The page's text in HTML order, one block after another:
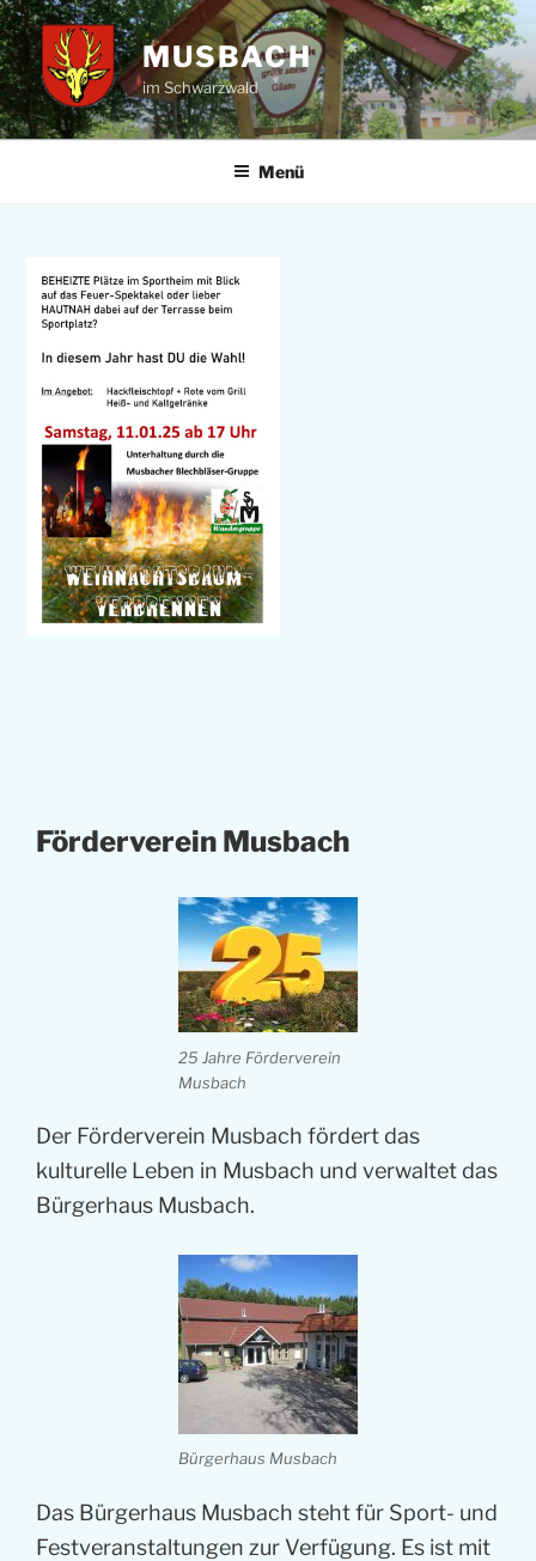
Zum
Inhalt
springen
MUSBACH
im Schwarzwald
Menü
Förderverein Musbach
25 Jahre Förderverein
Musbach
Der Förderverein Musbach fördert das
kulturelle Leben in Musbach und verwaltet das
Bürgerhaus Musbach.
Bürgerhaus Musbach
Das Bürgerhaus Musbach steht für Sport- und
Festveranstaltungen zur Verfügung. Es ist mit